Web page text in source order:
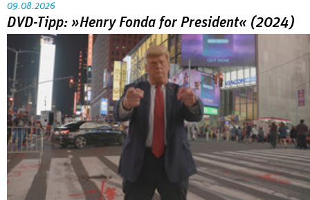
09.08.2026
DVD-Tipp: »Henry Fonda for President« (2024)